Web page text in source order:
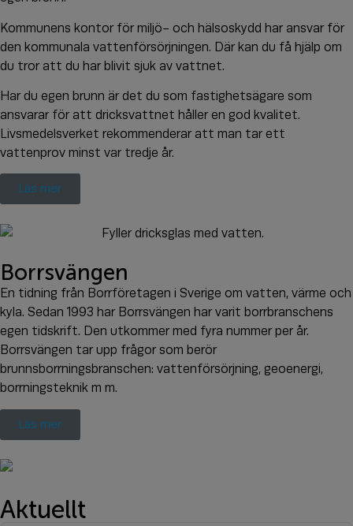
Kommunens kontor för miljö- och hälsoskydd har ansvar för
den kommunala vattenförsörjningen. Där kan du få hjälp om
du tror att du har blivit sjuk av vattnet.
Har du egen brunn är det du som fastighetsägare som
ansvarar för att dricksvattnet håller en god kvalitet.
Livsmedelsverket rekommenderar att man tar ett
vattenprov minst var tredje år.
Läs mer
Borrsvängen
En tidning från Borrföretagen i Sverige om vatten, värme och
kyla. Sedan 1993 har Borrsvängen har varit borrbranschens
egen tidskrift. Den utkommer med fyra nummer per år.
Borrsvängen tar upp frågor som berör
brunnsborrningsbranschen: vattenförsörjning, geoenergi,
borrningsteknik m m.
Läs mer
Aktuellt